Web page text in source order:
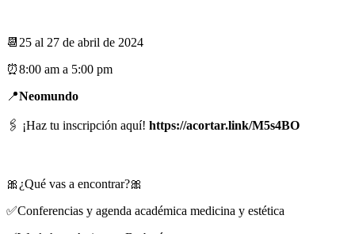
📆25 al 27 de abril de 2024
⏰8:00 am a 5:00 pm
📍Neomundo
🖇️ ¡Haz tu inscripción aquí! https://acortar.link/M5s4BO
🎀¿Qué vas a encontrar?🎀
✅Conferencias y agenda académica medicina y estética